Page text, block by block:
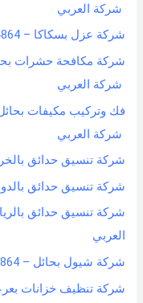
شركة العربي
شركة عزل بسكاكا – 0551154864 اتصل بنا – شركة العربي
شركة العربي
شركة العربي
شركة تنسيق حدائق
شركة تنسيق حدائق
شركة تنسيق حدائق
العربي
شركة شيول بحائل – 0551154864 اتصل بنا – شركة العربي